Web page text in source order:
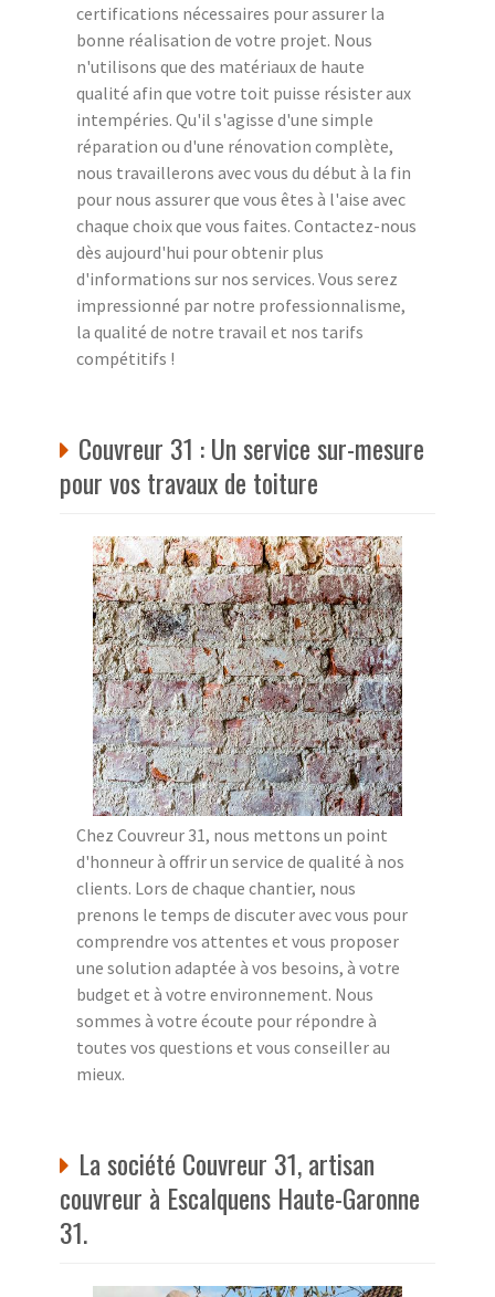
certifications nécessaires pour assurer la
bonne réalisation de votre projet. Nous
n'utilisons que des matériaux de haute
qualité afin que votre toit puisse résister aux
intempéries. Qu'il s'agisse d'une simple
réparation ou d'une rénovation complète,
nous travaillerons avec vous du début à la fin
pour nous assurer que vous êtes à l'aise avec
chaque choix que vous faites. Contactez-nous
dès aujourd'hui pour obtenir plus
d'informations sur nos services. Vous serez
impressionné par notre professionnalisme,
la qualité de notre travail et nos tarifs
compétitifs !
Couvreur 31 : Un service sur-mesure
pour vos travaux de toiture
Chez Couvreur 31, nous mettons un point
d'honneur à offrir un service de qualité à nos
clients. Lors de chaque chantier, nous
prenons le temps de discuter avec vous pour
comprendre vos attentes et vous proposer
une solution adaptée à vos besoins, à votre
budget et à votre environnement. Nous
sommes à votre écoute pour répondre à
toutes vos questions et vous conseiller au
mieux.
La société Couvreur 31, artisan
couvreur à Escalquens Haute-Garonne
31.